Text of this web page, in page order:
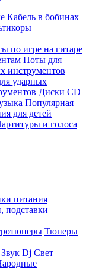
Кабель в бобинах
по игре на гитаре
Ноты для
инструментов
ударных
Диски CD
Популярная
для детей
и голоса
питания
подставки
Тюнеры
Звук Dj Свет